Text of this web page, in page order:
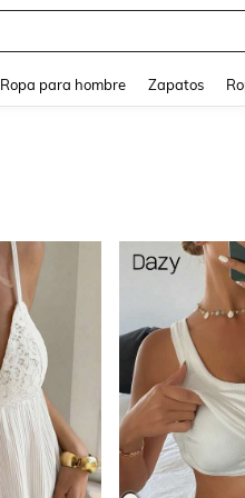
Ropa para hombre Zapatos